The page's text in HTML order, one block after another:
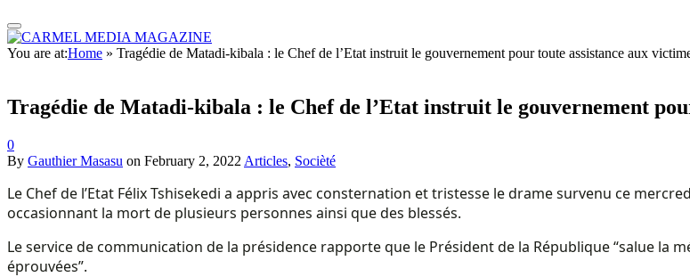
You are at:Home » Tragédie de Matadi-kibala : le Chef de l’Etat instruit le gouvernement pour toute assistance aux
Tragédie de Matadi-kibala : le Chef de l’Etat instruit le gouvernement
0
By Gauthier Masasu on February 2, 2022 Articles, Socièté
Le Chef de l’Etat Félix Tshisekedi a appris avec consternation et tristesse le drame survenu ce
occasionnant la mort de plusieurs personnes ainsi que des blessés.
Le service de communication de la présidence rapporte que le Président de la République “salue la
éprouvées”.